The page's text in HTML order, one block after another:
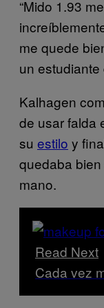
“Mido 1.93
me quede
un
Kalhagen
de usar falda
su estilo y
quedaba
mano.
Read Next
Cada vez